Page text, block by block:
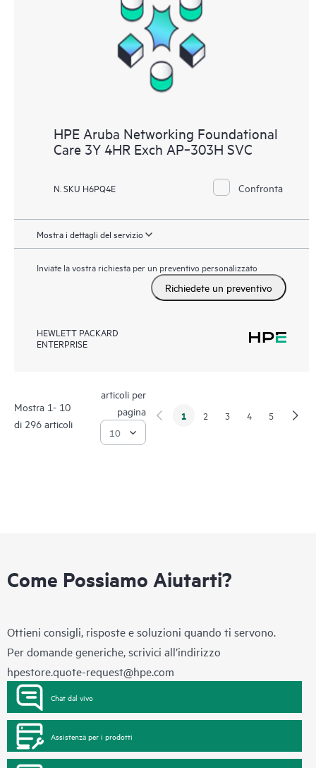
HPE Aruba Networking Foundational
Care 3Y 4HR Exch AP‑303H SVC
N. SKU H6PQ4E Confronta
Mostra i dettagli del servizio
Inviate la vostra richiesta per un preventivo personalizzato
Richiedete un preventivo
HEWLETT PACKARD
ENTERPRISE
Mostra 1- 10
di 296 articoli
articoli per
pagina
1 2 3 4 5
Come Possiamo Aiutarti?
Ottieni consigli, risposte e soluzioni quando ti servono.
Per domande generiche, scrivici all’indirizzo
hpestore.quote-request@hpe.com
Chat dal vivo
Assistenza per i prodotti